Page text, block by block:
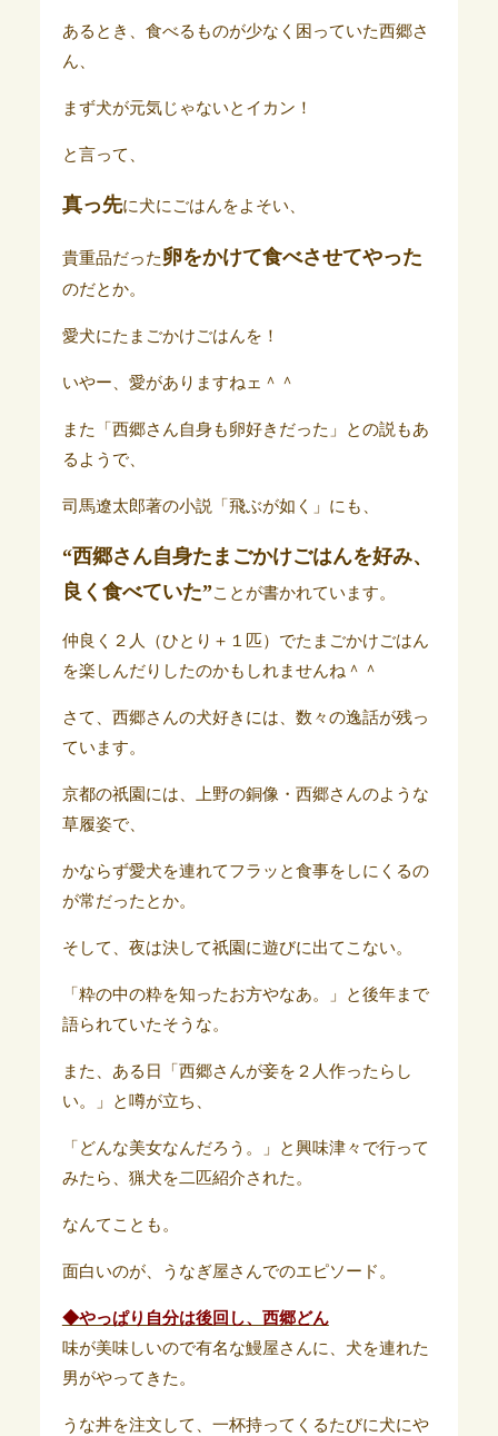
あるとき、食べるものが少なく困っていた西郷さ
ん、
まず犬が元気じゃないとイカン！
と言って、
真っ先に犬にごはんをよそい、
貴重品だった卵をかけて食べさせてやった
のだとか。
愛犬にたまごかけごはんを！
いやー、愛がありますねェ＾＾
また「西郷さん自身も卵好きだった」との説もあ
るようで、
司馬遼太郎著の小説「飛ぶが如く」にも、
“西郷さん自身たまごかけごはんを好み、
良く食べていた”ことが書かれています。
仲良く２人（ひとり＋１匹）でたまごかけごはん
を楽しんだりしたのかもしれませんね＾＾
さて、西郷さんの犬好きには、数々の逸話が残っ
ています。
京都の祇園には、上野の銅像・西郷さんのような
草履姿で、
かならず愛犬を連れてフラッと食事をしにくるの
が常だったとか。
そして、夜は決して祇園に遊びに出てこない。
「粋の中の粋を知ったお方やなあ。」と後年まで
語られていたそうな。
また、ある日「西郷さんが妾を２人作ったらし
い。」と噂が立ち、
「どんな美女なんだろう。」と興味津々で行って
みたら、猟犬を二匹紹介された。
なんてことも。
面白いのが、うなぎ屋さんでのエピソード。
◆やっぱり自分は後回し、西郷どん
味が美味しいので有名な鰻屋さんに、犬を連れた
男がやってきた。
うな丼を注文して、一杯持ってくるたびに犬にや